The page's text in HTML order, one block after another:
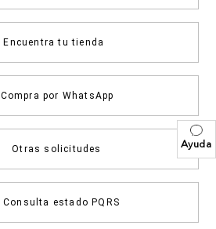
Ayuda
Encuentra tu tienda
Compra por WhatsApp
Otras solicitudes
Consulta estado PQRS